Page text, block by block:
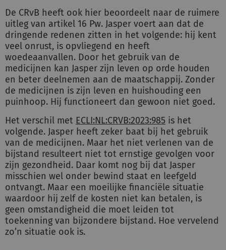
De CRvB heeft ook hier beoordeelt naar de ruimere
uitleg van artikel 16 Pw. Jasper voert aan dat de
dringende redenen zitten in het volgende: hij kent
veel onrust, is opvliegend en heeft
woedeaanvallen. Door het gebruik van de
medicijnen kan Jasper zijn leven op orde houden
en beter deelnemen aan de maatschappij. Zonder
de medicijnen is zijn leven en huishouding een
puinhoop. Hij functioneert dan gewoon niet goed.
Het verschil met ECLI:NL:CRVB:2023:985 is het
volgende. Jasper heeft zeker baat bij het gebruik
van de medicijnen. Maar het niet verlenen van de
bijstand resulteert niet tot ernstige gevolgen voor
zijn gezondheid. Daar komt nog bij dat Jasper
misschien wel onder bewind staat en leefgeld
ontvangt. Maar een moeilijke financiële situatie
waardoor hij zelf de kosten niet kan betalen, is
geen omstandigheid die moet leiden tot
toekenning van bijzondere bijstand. Hoe vervelend
zo’n situatie ook is.